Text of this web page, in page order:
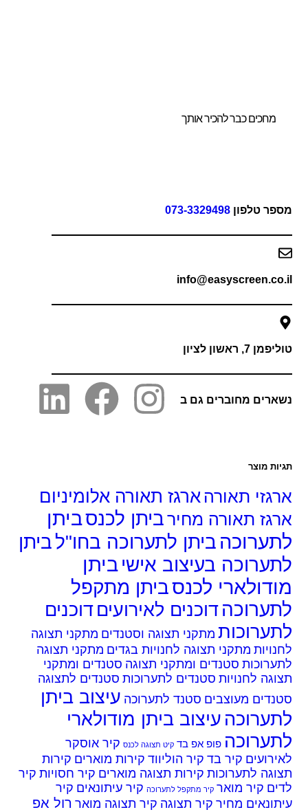
מחכים כבר להכיר אותך
טלפון073-3329498
7, ראשון לציון
מחוברים גם ב
מוצר
תאורהארגז תאורה אלומיניום
תאורה מחיר ביתן לכנסביתן
ביתן לתערוכה בחו"לביתן
בעיצוב אישיביתן
לכנסביתן מתקפל
דוכנים לאירועיםדוכנים
מתקני תצוגה וסטנדים מתקני תצוגה
מתקני תצוגה לחנויות בגדים מתקני תצוגה
סטנדים ומתקני תצוגה סטנדים ומתקני
לחנויות סטנדים לתערוכות סטנדים לתצוגה
מעוצבים סטנד לתערוכה עיצוב ביתן
עיצוב ביתן מודולארי
פופ אפ בד קיט תצוגה לכנס קיר אוסקר
קיר בד קיר הוליווד קירות מוארים קירות
לתערוכות קירות תצוגה מוארים קיר חסויות קיר
קיר מואר קיר מתקפל לתערוכה קיר עיתונאים קיר
מחיר קיר תצוגה קיר תצוגה מואר רול אפ